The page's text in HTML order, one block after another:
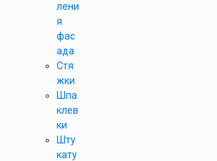
лени
я
фас
ада
Стя
жки
Шпа
клев
ки
Шту
кату